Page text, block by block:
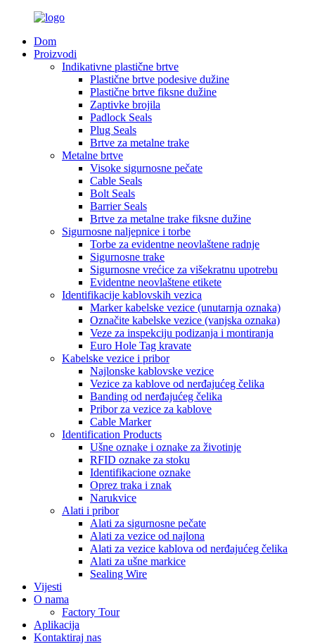
Dom
Proizvodi
Indikativne plastične brtve
Plastične brtve podesive dužine
Plastične brtve fiksne dužine
Zaptivke brojila
Padlock Seals
Plug Seals
Brtve za metalne trake
Metalne brtve
Visoke sigurnosne pečate
Cable Seals
Bolt Seals
Barrier Seals
Brtve za metalne trake fiksne dužine
Sigurnosne naljepnice i torbe
Torbe za evidentne neovlaštene radnje
Sigurnosne trake
Sigurnosne vrećice za višekratnu upotrebu
Evidentne neovlaštene etikete
Identifikacije kablovskih vezica
Marker kabelske vezice (unutarnja oznaka)
Označite kabelske vezice (vanjska oznaka)
Veze za inspekciju podizanja i montiranja
Euro Hole Tag kravate
Kabelske vezice i pribor
Najlonske kablovske vezice
Vezice za kablove od nerđajućeg čelika
Banding od nerđajućeg čelika
Pribor za vezice za kablove
Cable Marker
Identification Products
Ušne oznake i oznake za životinje
RFID oznake za stoku
Identifikacione oznake
Oprez traka i znak
Narukvice
Alati i pribor
Alati za sigurnosne pečate
Alati za vezice od najlona
Alati za vezice kablova od nerđajućeg čelika
Alati za ušne markice
Sealing Wire
Vijesti
O nama
Factory Tour
Aplikacija
Kontaktiraj nas